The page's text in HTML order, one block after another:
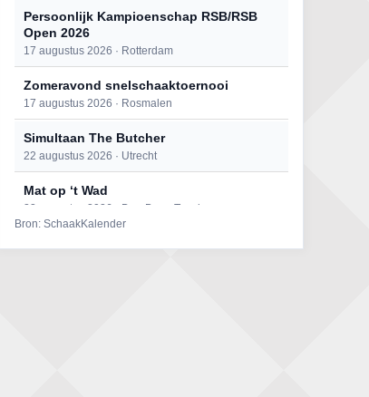
Persoonlijk Kampioenschap RSB/RSB
Open 2026
17 augustus 2026 · Rotterdam
Zomeravond snelschaaktoernooi
17 augustus 2026 · Rosmalen
Simultaan The Butcher
22 augustus 2026 · Utrecht
Mat op ‘t Wad
22 augustus 2026 · Den Burg, Texel
Bron: SchaakKalender